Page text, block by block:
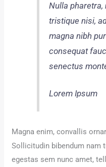
Nulla
tristique nisi,
magna nibh
consequat
senectus
Lorem Ipsum
Magna enim, convallis
Sollicitudin bibendum nam
egestas sem nunc amet,